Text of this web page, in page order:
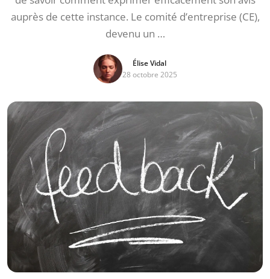
auprès de cette instance. Le comité d’entreprise (CE),
devenu un …
Élise Vidal
28 octobre 2025